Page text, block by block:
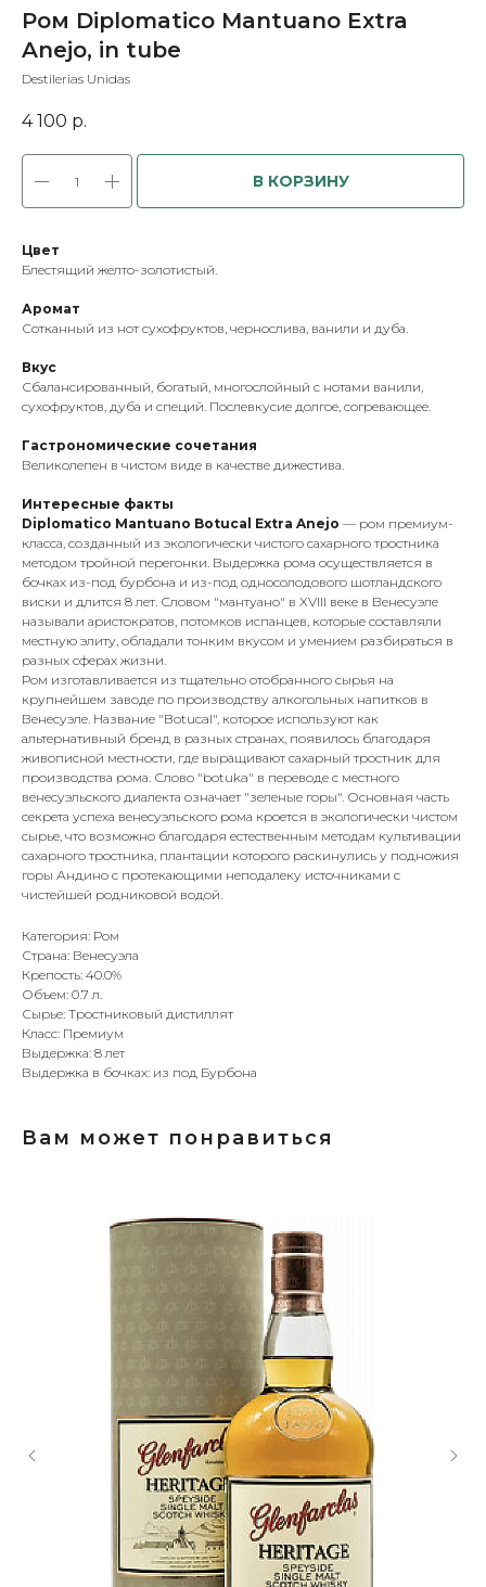
Ром Diplomatico Mantuano Extra
Anejo, in tube
Destilerias Unidas
4 100 р.
В КОРЗИНУ
Цвет
Блестящий желто-золотистый.
Аромат
Сотканный из нот сухофруктов, чернослива, ванили и дуба.
Вкус
Сбалансированный, богатый, многослойный с нотами ванили,
сухофруктов, дуба и специй. Послевкусие долгое, согревающее.
Гастрономические сочетания
Великолепен в чистом виде в качестве дижестива.
Интересные факты
Diplomatico Mantuano Botucal Extra Anejo — ром премиум-
класса, созданный из экологически чистого сахарного тростника
методом тройной перегонки. Выдержка рома осуществляется в
бочках из-под бурбона и из-под односолодового шотландского
виски и длится 8 лет. Словом "мантуано" в XVIII веке в Венесуэле
называли аристократов, потомков испанцев, которые составляли
местную элиту, обладали тонким вкусом и умением разбираться в
разных сферах жизни.
Ром изготавливается из тщательно отобранного сырья на
крупнейшем заводе по производству алкогольных напитков в
Венесуэле. Название "Botucal", которое используют как
альтернативный бренд в разных странах, появилось благодаря
живописной местности, где выращивают сахарный тростник для
производства рома. Слово "botuka" в переводе с местного
венесуэльского диалекта означает "зеленые горы". Основная часть
секрета успеха венесуэльского рома кроется в экологически чистом
сырье, что возможно благодаря естественным методам культивации
сахарного тростника, плантации которого раскинулись у подножия
горы Андино с протекающими неподалеку источниками с
чистейшей родниковой водой.
Категория: Ром
Страна: Венесуэла
Крепость: 40.0%
Объем: 0.7 л.
Сырье: Тростниковый дистиллят
Класс: Премиум
Выдержка: 8 лет
Выдержка в бочках: из под Бурбона
Вам может понравиться